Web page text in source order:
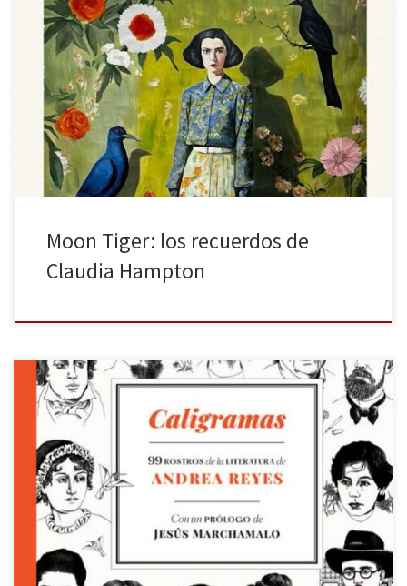
Moon Tiger de Penelope Lively, publicado recientemente por la
editorial Impedimenta, es una obra muy especial que recibió el
premio Booker en 1987. La autora fusiona diversos subgéneros
con gran maestría: la crónica de guerra en El Cairo, la biografía de
una corresponsal de guerra, las memorias de una mujer […]
Moon Tiger: los recuerdos de
Claudia Hampton
De la mano de Impedimenta acaba de lanzarse Caligramas, el
debut de la dibujante y librera Andrea Reyes (Madrid, 1993). Este
libro es mucho más que una obra ilustrada: es una declaración de
amor a la literatura. Reyes nos invita a un viaje íntimo por una
biblioteca personal que homenajea […]